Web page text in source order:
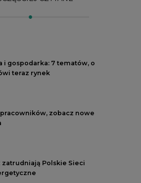
i gospodarka: 7 tematów, o
teraz rynek
pracowników, zobacz nowe
zatrudniają Polskie Sieci